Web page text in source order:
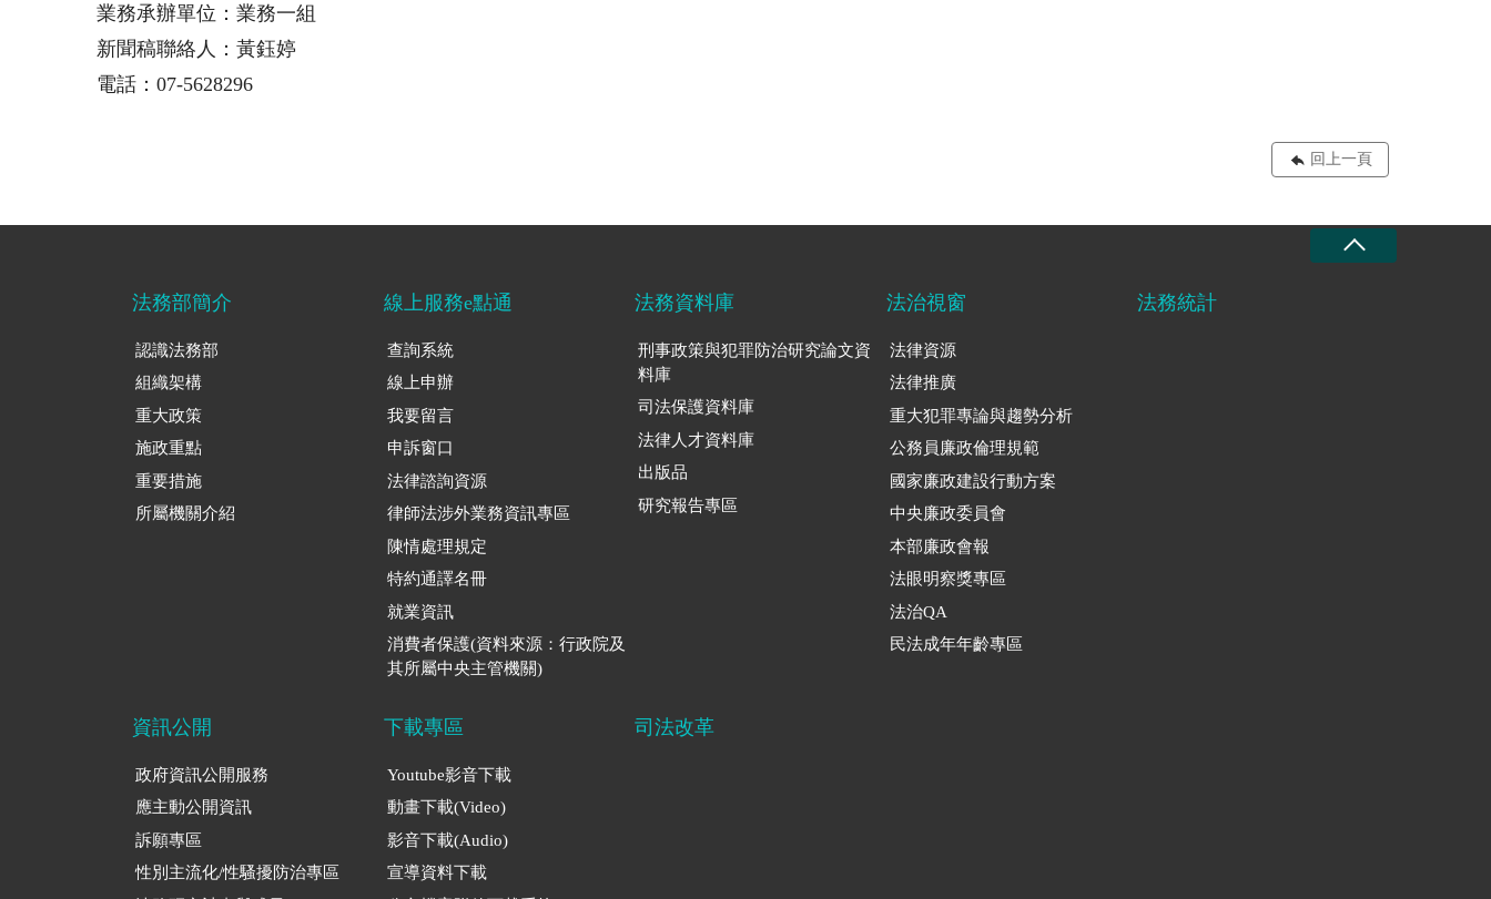
業務承辦單位：業務一組
新聞稿聯絡人：黃鈺婷
電話：07-5628296
回上一頁
法務部簡介
認識法務部
組織架構
重大政策
施政重點
重要措施
所屬機關介紹
線上服務e點通
查詢系統
線上申辦
我要留言
申訴窗口
法律諮詢資源
律師法涉外業務資訊專區
陳情處理規定
特約通譯名冊
就業資訊
消費者保護(資料來源：行政院及
其所屬中央主管機關)
法務資料庫
刑事政策與犯罪防治研究論文資
料庫
司法保護資料庫
法律人才資料庫
出版品
研究報告專區
法治視窗
法律資源
法律推廣
重大犯罪專論與趨勢分析
公務員廉政倫理規範
國家廉政建設行動方案
中央廉政委員會
本部廉政會報
法眼明察獎專區
法治QA
民法成年年齡專區
法務統計
資訊公開
政府資訊公開服務
應主動公開資訊
訴願專區
性別主流化/性騷擾防治專區
下載專區
Youtube影音下載
動畫下載(Video)
影音下載(Audio)
宣導資料下載
司法改革